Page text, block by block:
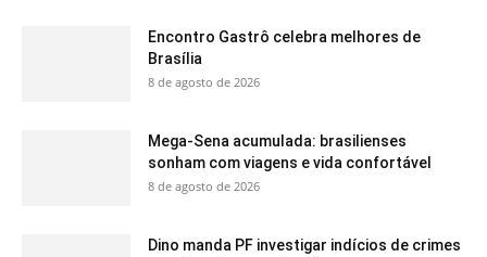
Encontro Gastrô celebra melhores de
Brasília
8 de agosto de 2026
Mega-Sena acumulada: brasilienses
sonham com viagens e vida confortável
8 de agosto de 2026
Dino manda PF investigar indícios de crimes